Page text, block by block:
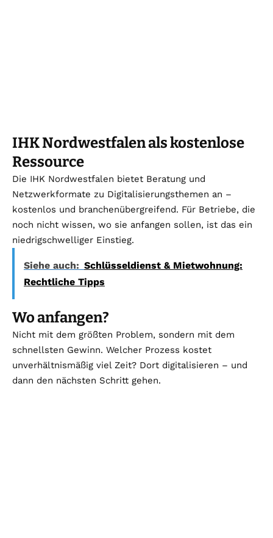
IHK Nordwestfalen als kostenlose
Ressource
Die IHK Nordwestfalen bietet Beratung und
Netzwerkformate zu Digitalisierungsthemen an –
kostenlos und branchenübergreifend. Für Betriebe, die
noch nicht wissen, wo sie anfangen sollen, ist das ein
niedrigschwelliger Einstieg.
Siehe auch: Schlüsseldienst & Mietwohnung:
Rechtliche Tipps
Wo anfangen?
Nicht mit dem größten Problem, sondern mit dem
schnellsten Gewinn. Welcher Prozess kostet
unverhältnismäßig viel Zeit? Dort digitalisieren – und
dann den nächsten Schritt gehen.